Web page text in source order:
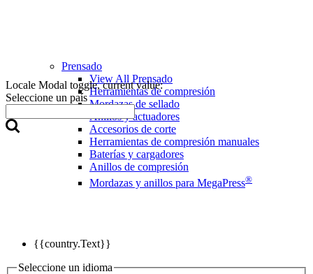
Locale Modal toggle, current value:
Seleccione un país
{{country.Text}}
Seleccione un idioma
Prensado
View All Prensado
Herramientas de compresión
Mordazas de sellado
Anillos y actuadores
Accesorios de corte
Herramientas de compresión manuales
Baterías y cargadores
Anillos de compresión
Mordazas y anillos para MegaPress®